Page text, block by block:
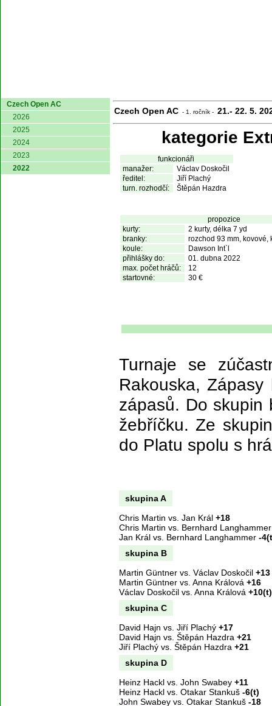
Czech Open AC
2026
2025
2024
2023
2022
Czech Open AC - 1. ročník - 21.- 22. 5.
kategorie
funkcionáři
manažer:
Václav Doskočil
ředitel:
Jiří Plachý
turn. rozhodčí:
Štěpán Hazdra
propozice
kurty:
2 kurty, délka 7 yd
branky:
rozchod 93 mm, kovové,
koule:
Dawson Int`l
přihlášky do:
01. dubna 2022
max. počet hráčů:
12
startovné:
30 €
Turnaje se
Rakouska,
zápasů. Do skupin
žebříčku. Ze
do Platu spolu s
skupina A
Chris Martin vs. Jan Král +18
Chris Martin vs. Bernhard
Jan Král vs. Bernhard Langhammer -
skupina B
Martin Güntner vs. Václav Doskočil +13
Martin Güntner vs. Anna Králová +16
Václav Doskočil vs. Anna Králová +10(t)
skupina C
David Hajn vs. Jiří Plachý +17
David Hajn vs. Štěpán Hazdra +21
Jiří Plachý vs. Štěpán Hazdra +21
skupina D
Heinz Hackl vs. John Swabey +11
Heinz Hackl vs. Otakar Stankuš -6(t)
John Swabey vs. Otakar Stankuš -18